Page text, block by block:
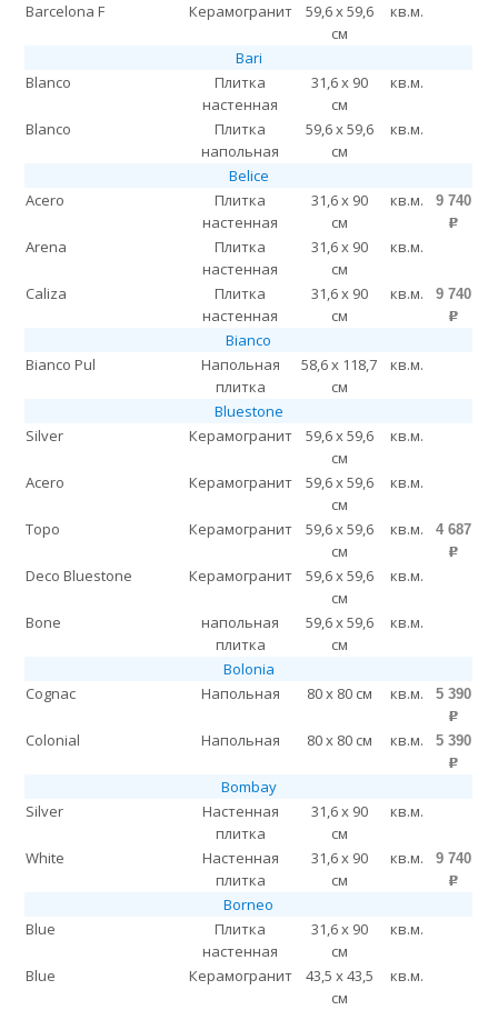
Barcelona F Керамогранит
59,6 x 59,6
см
кв.м.
Bari
Blanco
Плитка
настенная
31,6 x 90
см
кв.м.
Blanco
Плитка
напольная
59,6 x 59,6
см
кв.м.
Belice
Acero
Плитка
настенная
31,6 x 90
см
кв.м. 9 740
p
Arena
Плитка
настенная
31,6 x 90
см
кв.м.
Caliza
Плитка
настенная
31,6 x 90
см
кв.м. 9 740
p
Bianco
Bianco Pul
Напольная
плитка
58,6 x 118,7
см
кв.м.
Bluestone
Silver
Керамогранит
59,6 x 59,6
см
кв.м.
Acero Керамогранит
59,6 x 59,6
см
кв.м.
Topo Керамогранит
59,6 x 59,6
см
кв.м. 4 687
p
Deco Bluestone Керамогранит
59,6 x 59,6
см
кв.м.
Bone
напольная
плитка
59,6 x 59,6
см
кв.м.
Bolonia
Cognac
Напольная 80 x 80 см кв.м. 5 390
p
Colonial Напольная 80 x 80 см кв.м. 5 390
p
Bombay
Silver
Настенная
плитка
31,6 x 90
см
кв.м.
White
Настенная
плитка
31,6 x 90
см
кв.м. 9 740
p
Borneo
Blue
Плитка
настенная
31,6 x 90
см
кв.м.
Blue Керамогранит
43,5 x 43,5
см
кв.м.